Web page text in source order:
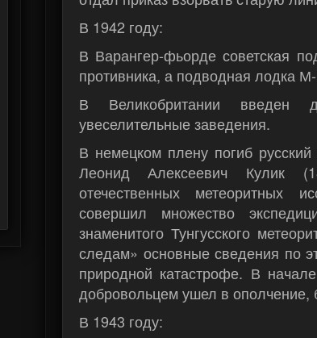
В 1942 году:
В Варангер-фьорде советская
противника, а подводная лодка
В Великобритании
увеселительные заведения.
В немецком плену погиб
Леонид Алексеевич Кулик
отечественных метеоритных
совершил множество
знаменитого Тунгусского
следам» основные сведения по
природной катастрофе. В
добровольцем ушел в
В 1943 году: